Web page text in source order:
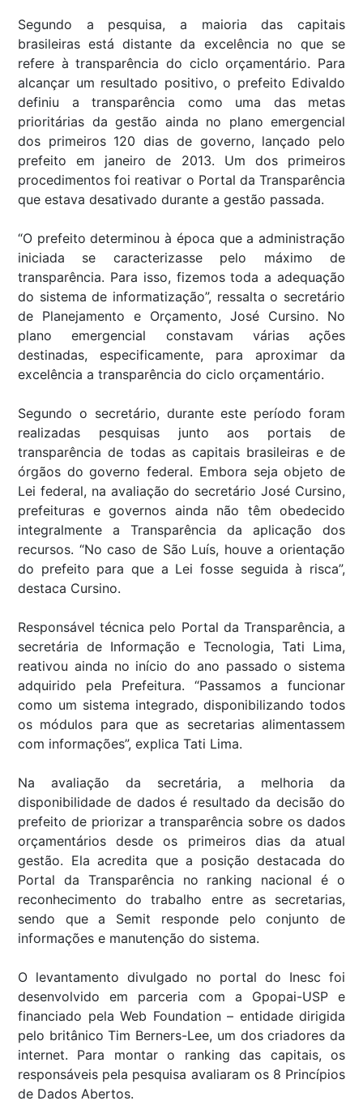
Segundo a pesquisa, a maioria das capitais
brasileiras está distante da excelência no que se
refere à transparência do ciclo orçamentário. Para
alcançar um resultado positivo, o prefeito Edivaldo
definiu a transparência como uma das metas
prioritárias da gestão ainda no plano emergencial
dos primeiros 120 dias de governo, lançado pelo
prefeito em janeiro de 2013. Um dos primeiros
procedimentos foi reativar o Portal da Transparência
que estava desativado durante a gestão passada.
“O prefeito determinou à época que a administração
iniciada se caracterizasse pelo máximo de
transparência. Para isso, fizemos toda a adequação
do sistema de informatização”, ressalta o secretário
de Planejamento e Orçamento, José Cursino. No
plano emergencial constavam várias ações
destinadas, especificamente, para aproximar da
excelência a transparência do ciclo orçamentário.
Segundo o secretário, durante este período foram
realizadas pesquisas junto aos portais de
transparência de todas as capitais brasileiras e de
órgãos do governo federal. Embora seja objeto de
Lei federal, na avaliação do secretário José Cursino,
prefeituras e governos ainda não têm obedecido
integralmente a Transparência da aplicação dos
recursos. “No caso de São Luís, houve a orientação
do prefeito para que a Lei fosse seguida à risca”,
destaca Cursino.
Responsável técnica pelo Portal da Transparência, a
secretária de Informação e Tecnologia, Tati Lima,
reativou ainda no início do ano passado o sistema
adquirido pela Prefeitura. “Passamos a funcionar
como um sistema integrado, disponibilizando todos
os módulos para que as secretarias alimentassem
com informações”, explica Tati Lima.
Na avaliação da secretária, a melhoria da
disponibilidade de dados é resultado da decisão do
prefeito de priorizar a transparência sobre os dados
orçamentários desde os primeiros dias da atual
gestão. Ela acredita que a posição destacada do
Portal da Transparência no ranking nacional é o
reconhecimento do trabalho entre as secretarias,
sendo que a Semit responde pelo conjunto de
informações e manutenção do sistema.
O levantamento divulgado no portal do Inesc foi
desenvolvido em parceria com a Gpopai-USP e
financiado pela Web Foundation – entidade dirigida
pelo britânico Tim Berners-Lee, um dos criadores da
internet. Para montar o ranking das capitais, os
responsáveis pela pesquisa avaliaram os 8 Princípios
de Dados Abertos.